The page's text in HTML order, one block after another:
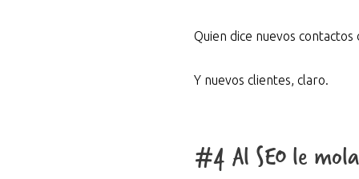
Quien dice nuevos
Y nuevos clientes, claro.
#4 Al SEO le mola